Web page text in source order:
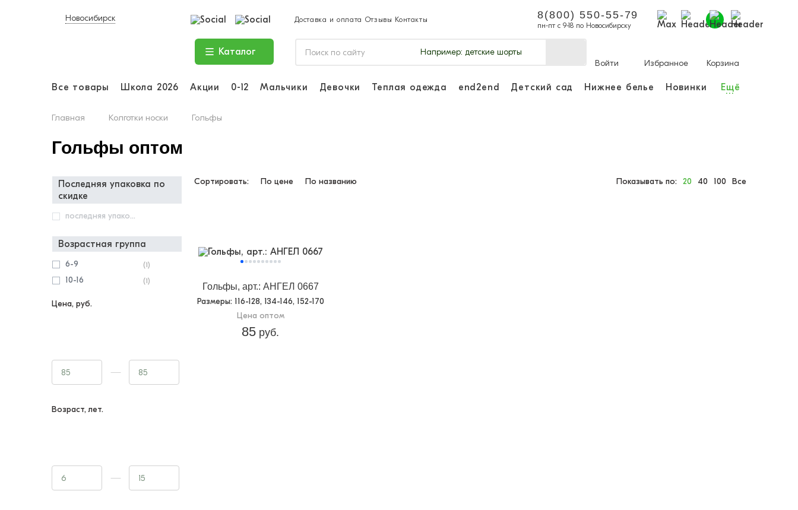
Новосибирск Доставка и оплата Отзывы Контакты 8(800) 550-55-79
пн-пт с 9-18 по Новосибирску
Каталог Например: детские шорты
Войти
Избранное Корзина
Все товары Школа 2026 Акции 0-12 Мальчики Девочки Теплая одежда end2end Детский сад Нижнее белье Новинки Ещё
...
Главная Колготки носки Гольфы
Гольфы оптом
последняя упаковка по
скидке
последняя упаковка по скидке
Возрастная группа
6-9 (1)
10-16 (1)
Цена, руб.
Возраст, лет.
Сортировать: По цене По названию Показывать по: 20 40 100 Все
Гольфы, арт.: АНГЕЛ 0667
Размеры: 116-128, 134-146, 152-170
Цена оптом
85 руб.